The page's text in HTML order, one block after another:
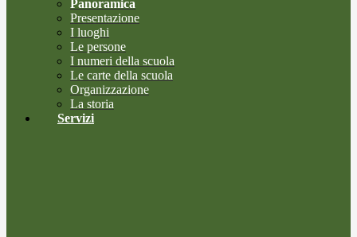
Panoramica
Presentazione
I luoghi
Le persone
I numeri della scuola
Le carte della scuola
Organizzazione
La storia
Servizi